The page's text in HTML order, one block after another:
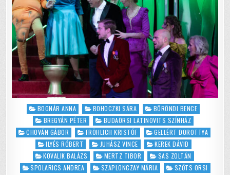
Posted
BOGNÁR ANNA BOHOCZKI SÁRA
BÖRÖNDI BENCE
BREGYÁN PÉTER
BUDAÖRSI LATINOVITS SZÍNHÁZ
CHOVÁN GÁBOR
FRÖHLICH KRISTÓF
GELLÉRT DOROTTYA
ILYÉS RÓBERT
JUHÁSZ VINCE
KEREK DÁVID
KOVALIK BALÁZS
MERTZ TIBOR
SAS ZOLTÁN
SPOLARICS ANDREA
SZAPLONCZAY MÁRIA SZŐTS ORSI